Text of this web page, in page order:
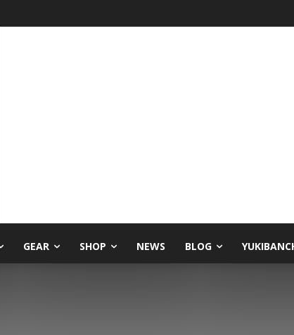
GEAR SHOP NEWS BLOG